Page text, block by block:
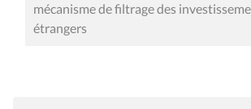
mécanisme de filtrage des
étrangers